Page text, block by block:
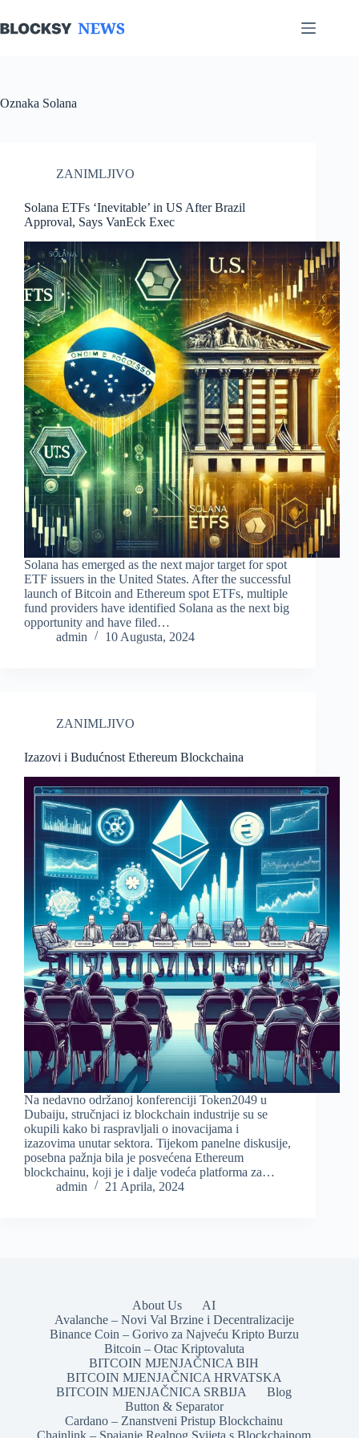
to
content
Oznaka Solana
ZANIMLJIVO
Solana ETFs ‘Inevitable’ in US After Brazil
Approval, Says VanEck Exec
Solana has emerged as the next major target for spot
ETF issuers in the United States. After the successful
launch of Bitcoin and Ethereum spot ETFs, multiple
fund providers have identified Solana as the next big
opportunity and have filed…
admin
10 Augusta, 2024
ZANIMLJIVO
Izazovi i Budućnost Ethereum Blockchaina
Na nedavno održanoj konferenciji Token2049 u
Dubaiju, stručnjaci iz blockchain industrije su se
okupili kako bi raspravljali o inovacijama i
izazovima unutar sektora. Tijekom panelne diskusije,
posebna pažnja bila je posvećena Ethereum
blockchainu, koji je i dalje vodeća platforma za…
admin
21 Aprila, 2024
About Us
AI
Avalanche – Novi Val Brzine i Decentralizacije
Binance Coin – Gorivo za Najveću Kripto Burzu
Bitcoin – Otac Kriptovaluta
BITCOIN MJENJAČNICA BIH
BITCOIN MJENJAČNICA HRVATSKA
BITCOIN MJENJAČNICA SRBIJA
Blog
Button & Separator
Cardano – Znanstveni Pristup Blockchainu
Chainlink – Spajanje Realnog Svijeta s Blockchainom